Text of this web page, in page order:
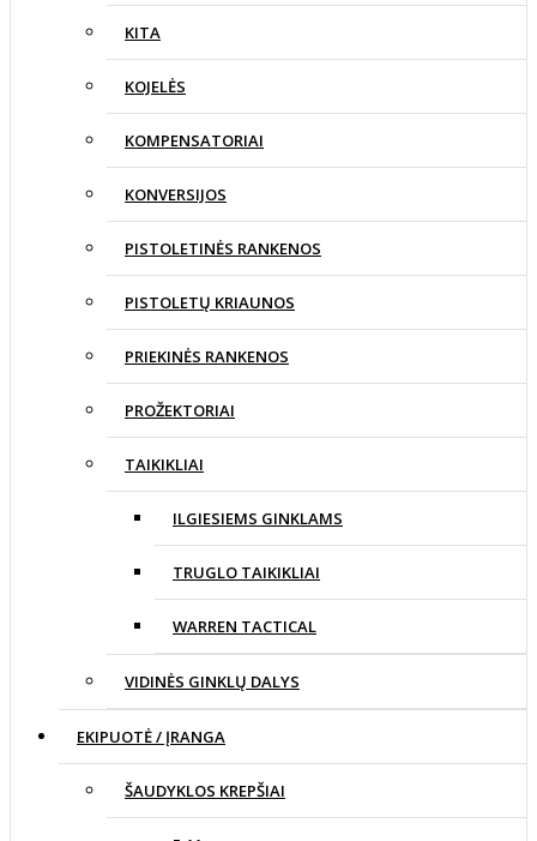
KITA
KOJELĖS
KOMPENSATORIAI
KONVERSIJOS
PISTOLETINĖS RANKENOS
PISTOLETŲ KRIAUNOS
PRIEKINĖS RANKENOS
PROŽEKTORIAI
TAIKIKLIAI
ILGIESIEMS GINKLAMS
TRUGLO TAIKIKLIAI
WARREN TACTICAL
VIDINĖS GINKLŲ DALYS
EKIPUOTĖ / ĮRANGA
ŠAUDYKLOS KREPŠIAI